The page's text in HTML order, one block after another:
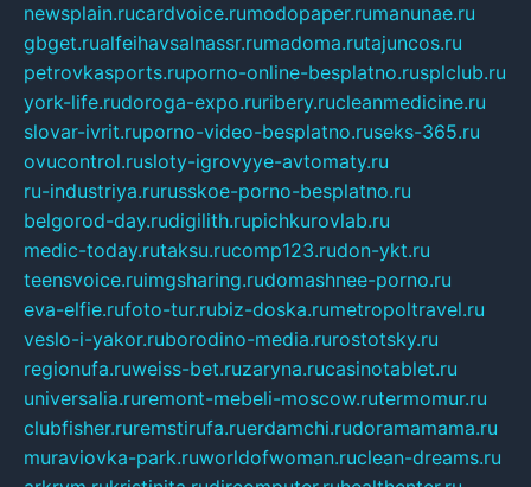
newsplain.rucardvoice.rumodopaper.rumanunae.ru
gbget.rualfeihavsalnassr.rumadoma.rutajuncos.ru
petrovkasports.ruporno-online-besplatno.rusplclub.ru
york-life.rudoroga-expo.ruribery.rucleanmedicine.ru
slovar-ivrit.ruporno-video-besplatno.ruseks-365.ru
ovucontrol.rusloty-igrovyye-avtomaty.ru
ru-industriya.rurusskoe-porno-besplatno.ru
belgorod-day.rudigilith.rupichkurovlab.ru
medic-today.rutaksu.rucomp123.rudon-ykt.ru
teensvoice.ruimgsharing.rudomashnee-porno.ru
eva-elfie.rufoto-tur.rubiz-doska.rumetropoltravel.ru
veslo-i-yakor.ruborodino-media.rurostotsky.ru
regionufa.ruweiss-bet.ruzaryna.rucasinotablet.ru
universalia.ruremont-mebeli-moscow.rutermomur.ru
clubfisher.ruremstirufa.ruerdamchi.rudoramamama.ru
muraviovka-park.ruworldofwoman.ruclean-dreams.ru